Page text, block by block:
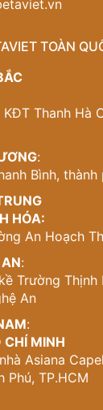
TOÀN
Thanh Hà
:
Bình,
HÓA:
An Hoạch
:
Trường
An
:
CHÍ MINH
Asiana
Phú, TP.HCM